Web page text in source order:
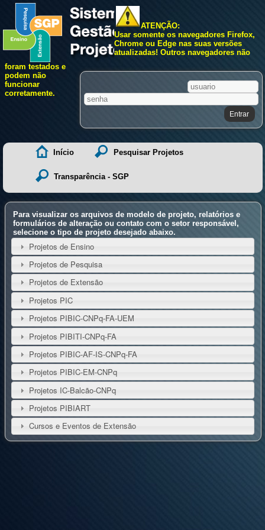
ATENÇÃO:
Usar somente os navegadores Firefox,
Chrome ou Edge nas suas versões
atualizadas! Outros navegadores não
foram testados e
podem não
funcionar
corretamente.
Início Pesquisar Projetos
Transparência - SGP
Para visualizar os arquivos de modelo de projeto, relatórios e
formulários de alteração ou contato com o setor responsável,
selecione o tipo de projeto desejado abaixo.
Projetos de Ensino
Projetos de Pesquisa
Projetos de Extensão
Projetos PIC
Projetos PIBIC-CNPq-FA-UEM
Projetos PIBITI-CNPq-FA
Projetos PIBIC-AF-IS-CNPq-FA
Projetos PIBIC-EM-CNPq
Projetos IC-Balcão-CNPq
Projetos PIBIART
Cursos e Eventos de Extensão